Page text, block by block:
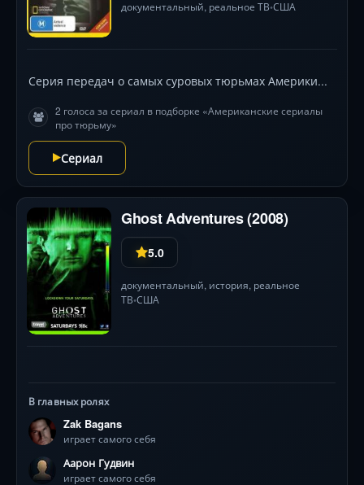
документальный, реальное ТВ•США
Серия передач о самых суровых тюрьмах Америки...
2 голоса за сериал в подборке «Американские сериалы
про тюрьму»
Сериал
Ghost Adventures (2008)
5.0
документальный, история, реальное
ТВ•США
В главных ролях
Zak Bagans
играет самого себя
Аарон Гудвин
играет самого себя